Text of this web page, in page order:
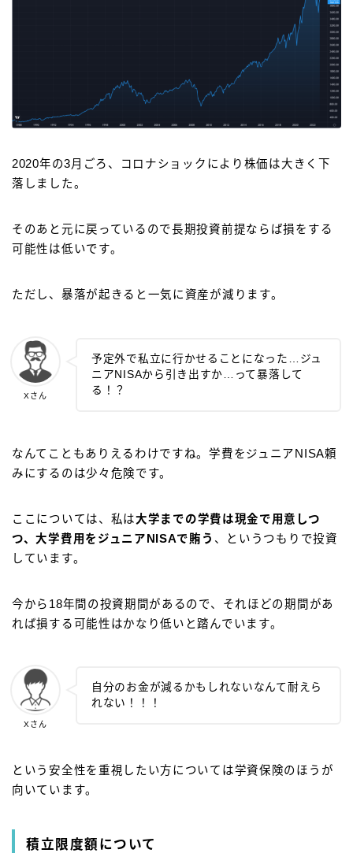
2020年の3月ごろ、コロナショックにより株価は大きく下
落しました。
そのあと元に戻っているので長期投資前提ならば損をする
可能性は低いです。
ただし、暴落が起きると一気に資産が減ります。
Xさん
予定外で私立に行かせることになった…ジュ
ニアNISAから引き出すか…って暴落して
る！？
なんてこともありえるわけですね。学費をジュニアNISA頼
みにするのは少々危険です。
ここについては、私は大学までの学費は現金で用意しつ
つ、大学費用をジュニアNISAで賄う 、というつもりで投資
しています。
今から18年間の投資期間があるので、それほどの期間があ
れば損する可能性はかなり低いと踏んでいます。
Xさん
自分のお金が減るかもしれないなんて耐えら
れない！！！
という安全性を重視したい方については学資保険のほうが
向いています。
積立限度額について